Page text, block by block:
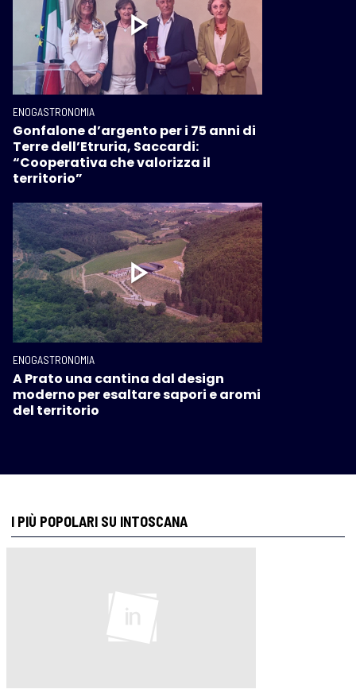
ENOGASTRONOMIA
Gonfalone d’argento per i 75 anni di
Terre dell’Etruria, Saccardi:
“Cooperativa che valorizza il
territorio”
ENOGASTRONOMIA
A Prato una cantina dal design
moderno per esaltare sapori e aromi
del territorio
I PIÙ POPOLARI SU INTOSCANA